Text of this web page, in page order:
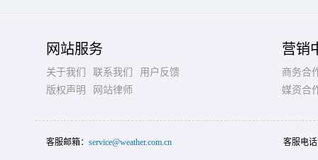
网站服务
关于我们 联系我们
用户反馈
版权声明
网站律师
营销
商务合
媒资合
客服邮箱： service@weather.com.cn 客服电